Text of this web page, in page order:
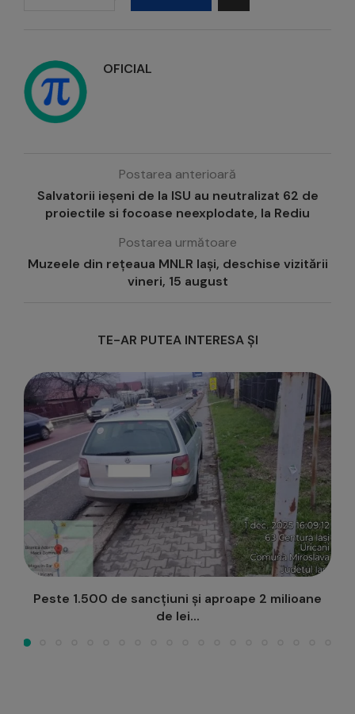
OFICIAL
Postarea anterioară
Salvatorii ieșeni de la ISU au neutralizat 62 de
proiectile si focoase neexplodate, la Rediu
Postarea următoare
Muzeele din rețeaua MNLR Iași, deschise vizitării
vineri, 15 august
TE-AR PUTEA INTERESA ȘI
1.500 de sancțiuni și aproape 2 milioane